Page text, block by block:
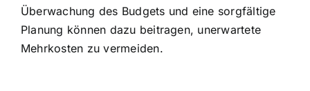
Überwachung des Budgets und eine sorgfältige
Planung können dazu beitragen, unerwartete
Mehrkosten zu vermeiden.